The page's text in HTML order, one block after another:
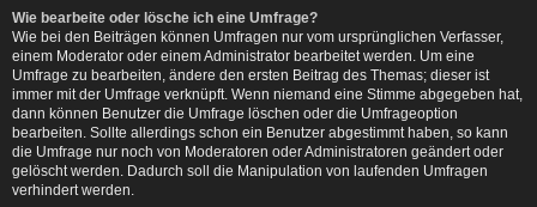
Wie bearbeite oder lösche ich eine Umfrage?
Wie bei den Beiträgen können Umfragen nur vom ursprünglichen Verfasser,
einem Moderator oder einem Administrator bearbeitet werden. Um eine
Umfrage zu bearbeiten, ändere den ersten Beitrag des Themas; dieser ist
immer mit der Umfrage verknüpft. Wenn niemand eine Stimme abgegeben hat,
dann können Benutzer die Umfrage löschen oder die Umfrageoption
bearbeiten. Sollte allerdings schon ein Benutzer abgestimmt haben, so kann
die Umfrage nur noch von Moderatoren oder Administratoren geändert oder
gelöscht werden. Dadurch soll die Manipulation von laufenden Umfragen
verhindert werden.